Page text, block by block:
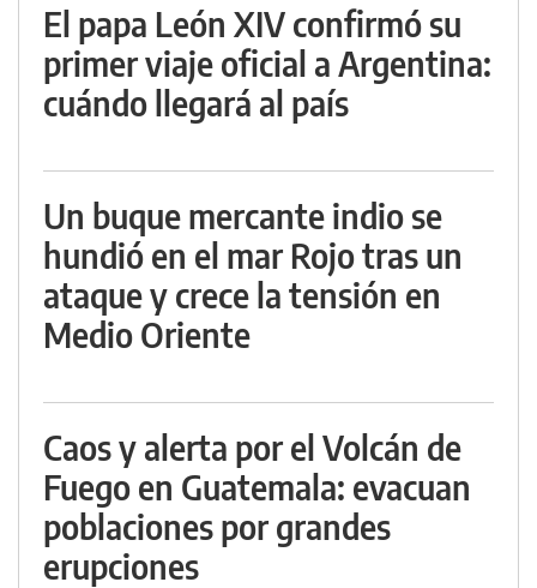
El papa León XIV confirmó su
primer viaje oficial a Argentina:
cuándo llegará al país
Un buque mercante indio se
hundió en el mar Rojo tras un
ataque y crece la tensión en
Medio Oriente
Caos y alerta por el Volcán de
Fuego en Guatemala: evacuan
poblaciones por grandes
erupciones